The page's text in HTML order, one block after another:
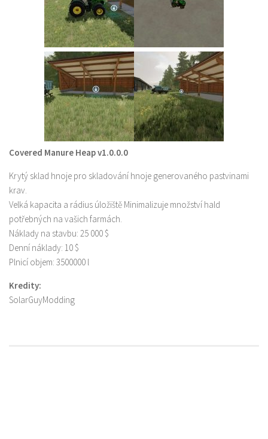
Covered Manure Heap v1.0.0.0
Krytý sklad hnoje pro skladování hnoje generovaného pastvinami
krav.
Velká kapacita a rádius úložiště Minimalizuje množství hald
potřebných na vašich farmách.
Náklady na stavbu: 25 000 $
Denní náklady: 10 $
Plnicí objem: 3500000 l
Kredity:
SolarGuyModding